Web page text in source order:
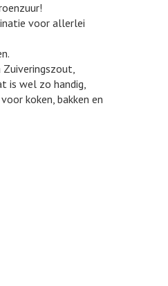
voor allerlei
is wel zo handig,
koken, bakken en